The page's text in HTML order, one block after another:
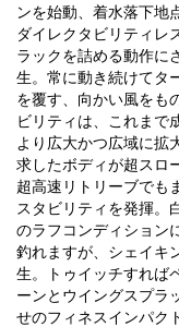
ンを始動、着水落下地
ダイレクタビリティレ
ラックを詰める動作に
生。常に動き続けてタ
を覆す、向かい風をも
ビリティは、これまで
より広大かつ広域に拡
求したボディが超スロ
超高速リトリーブでも
スタビリティを発揮。
のラフコンディション
釣れますが、シェイキ
生。トゥイッチすれば
ーンとウイングスプラ
せのフィネスインパク